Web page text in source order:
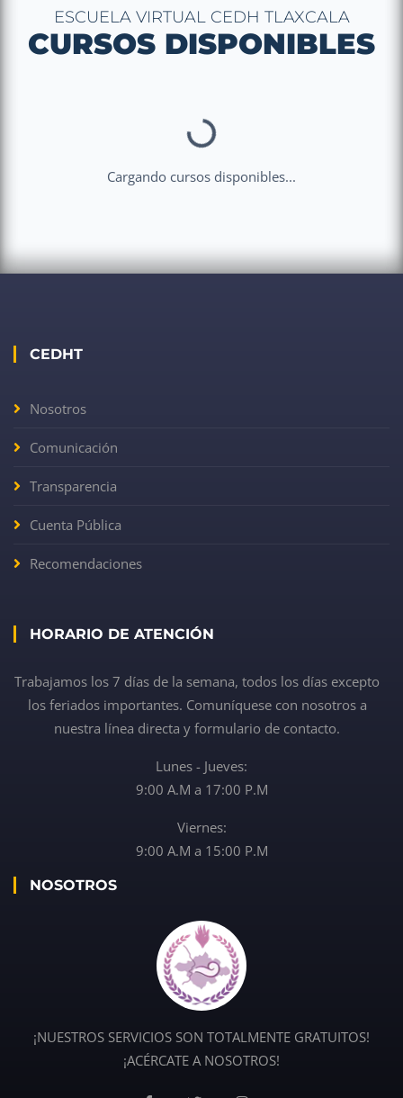
ESCUELA VIRTUAL CEDH TLAXCALA
CURSOS DISPONIBLES
Cargando cursos disponibles...
CEDHT
Nosotros
Comunicación
Transparencia
Cuenta Pública
Recomendaciones
HORARIO DE ATENCIÓN
Trabajamos los 7 días de la semana, todos los días excepto
los feriados importantes. Comuníquese con nosotros a
nuestra línea directa y formulario de contacto.
Lunes - Jueves:
9:00 A.M a 17:00 P.M
Viernes:
9:00 A.M a 15:00 P.M
NOSOTROS
¡NUESTROS SERVICIOS SON TOTALMENTE GRATUITOS!
¡ACÉRCATE A NOSOTROS!